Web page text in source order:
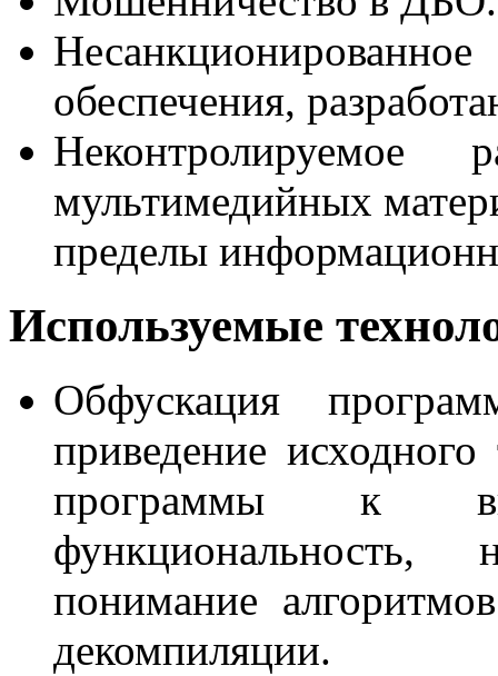
обеспечения,
Неконтролируемое
мультимедийных
пределы
Используемые
Обфускация
приведение
программы к
понимание
декомпиляции.